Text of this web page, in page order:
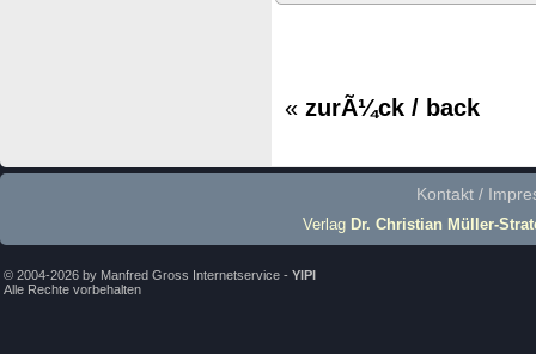
« zurÃ¼ck / back
Kontakt /
Verlag Dr. Christian Müller-
© 2004-2026 by Manfred Gross Internetservice - YIPI
Alle Rechte vorbehalten